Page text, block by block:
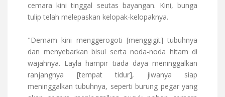
cemara kini tinggal seutas bayangan. Kini, bunga
tulip telah melepaskan kelopak-kelopaknya.
"Demam kini menggerogoti [menggigit] tubuhnya
dan menyebarkan bisul serta noda-noda hitam di
wajahnya. Layla hampir tiada daya meninggalkan
ranjangnya [tempat tidur], jiwanya siap
meninggalkan tubuhnya, seperti burung pegar yang